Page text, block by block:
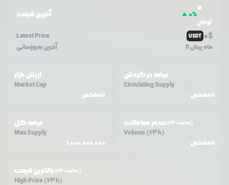
آخرین قیمت 0%
0
تومان
Latest Price
USDT 0$
آخرین به‌روزسانی 8 ماه پیش
ارزش بازار
Market Cap
نامشخص
عرضه در گردش
Circulating Supply
نامشخص
عرضه کل
Max Supply
1,000,000,000
حجم معاملات (24 ساعت)
Volume (24h)
نامشخص
بالاترین قیمت (24 ساعت)
High Price (24h)